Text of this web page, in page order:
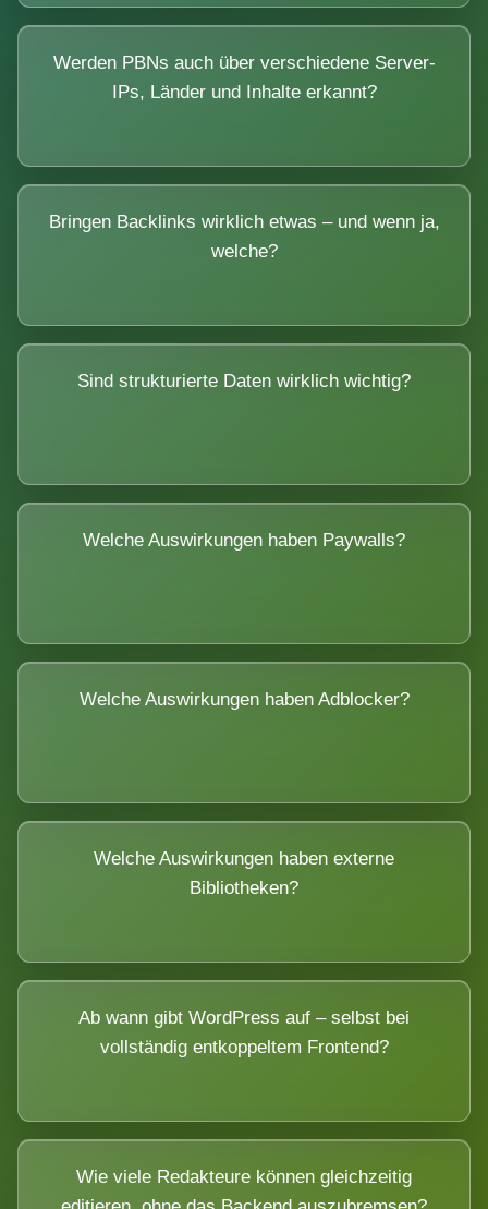
Werden PBNs auch über verschiedene Server-
IPs, Länder und Inhalte erkannt?
Bringen Backlinks wirklich etwas – und wenn ja,
welche?
Sind strukturierte Daten wirklich wichtig?
Welche Auswirkungen haben Paywalls?
Welche Auswirkungen haben Adblocker?
Welche Auswirkungen haben externe
Bibliotheken?
Ab wann gibt WordPress auf – selbst bei
vollständig entkoppeltem Frontend?
Wie viele Redakteure können gleichzeitig